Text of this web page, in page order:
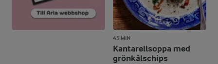
45 MIN
Kantarellsoppa med
grönkålschips